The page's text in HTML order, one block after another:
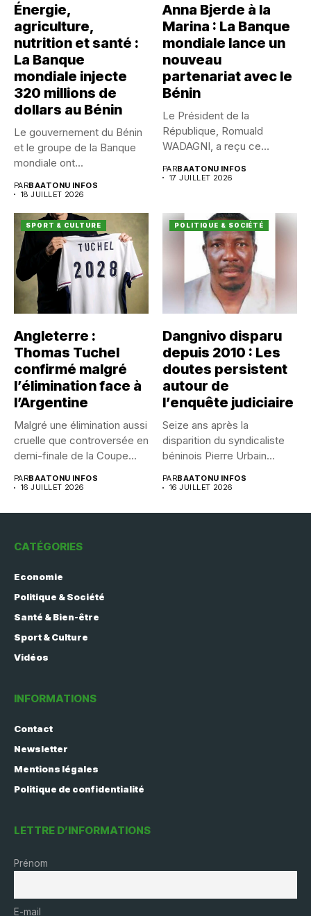
Énergie,
agriculture,
nutrition et santé :
La Banque
mondiale injecte
320 millions de
dollars au Bénin
Le gouvernement du Bénin
et le groupe de la Banque
mondiale ont...
PARBAATONU INFOS
18 JUILLET 2026
Anna Bjerde à la
Marina : La Banque
mondiale lance un
nouveau
partenariat avec le
Bénin
Le Président de la
République, Romuald
WADAGNI, a reçu ce
PARBAATONU INFOS
17 JUILLET 2026
SPORT & CULTURE
Angleterre :
Thomas Tuchel
confirmé malgré
l’élimination face à
l’Argentine
Malgré une élimination aussi
cruelle que controversée en
demi-finale de la Coupe...
PARBAATONU INFOS
16 JUILLET 2026
POLITIQUE & SOCIÉTÉ
Dangnivo disparu
depuis 2010 : Les
doutes persistent
autour de
l’enquête judiciaire
Seize ans après la
disparition du syndicaliste
béninois Pierre Urbain
PARBAATONU INFOS
16 JUILLET 2026
CATÉGORIES
Economie
Politique & Société
Santé & Bien-être
Sport & Culture
Vidéos
INFORMATIONS
Contact
Newsletter
Mentions légales
Politique de confidentialité
LETTRE D’INFORMATIONS
Prénom
E-mail